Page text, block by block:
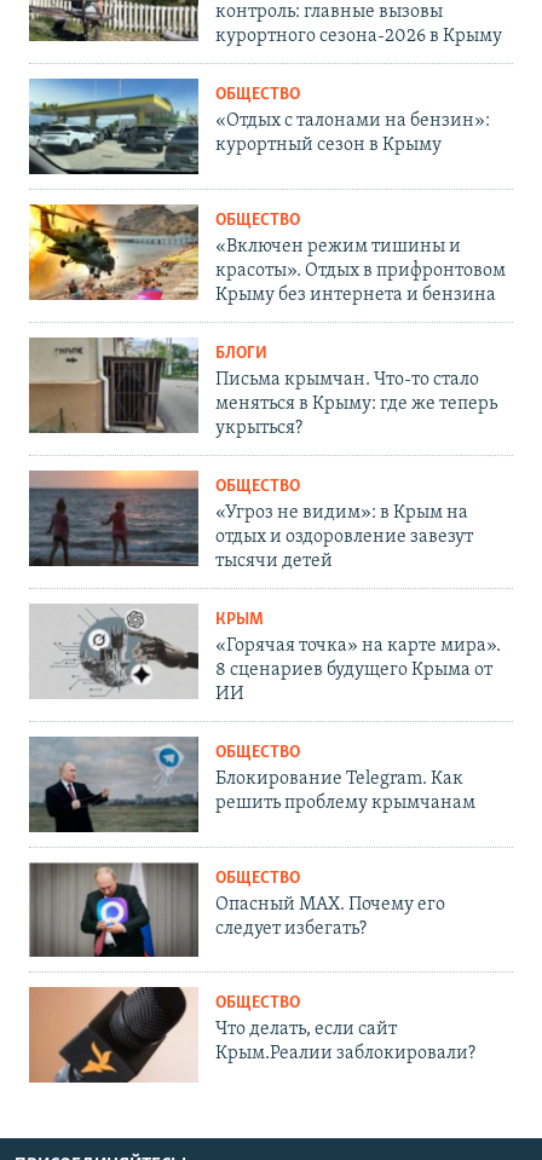
контроль: главные вызовы
курортного сезона-2026 в Крыму
ОБЩЕСТВО
«Отдых с талонами на бензин»:
курортный сезон в Крыму
ОБЩЕСТВО
«Включен режим тишины и
красоты». Отдых в прифронтовом
Крыму без интернета и бензина
БЛОГИ
Письма крымчан. Что-то стало
меняться в Крыму: где же теперь
укрыться?
ОБЩЕСТВО
«Угроз не видим»: в Крым на
отдых и оздоровление завезут
тысячи детей
КРЫМ
«Горячая точка» на карте мира».
8 сценариев будущего Крыма от
ИИ
ОБЩЕСТВО
Блокирование Telegram. Как
решить проблему крымчанам
ОБЩЕСТВО
Опасный MAX. Почему его
следует избегать?
ОБЩЕСТВО
Что делать, если сайт
Крым.Реалии заблокировали?